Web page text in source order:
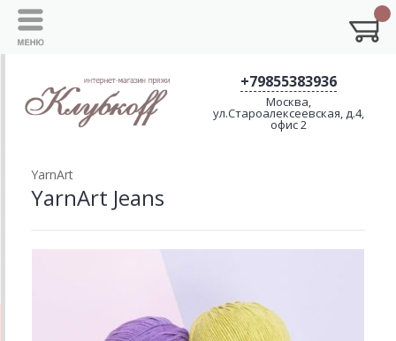
+79855383936
Москва,
ул.Староалексеевская, д.4,
офис 2
YarnArt
YarnArt Jeans